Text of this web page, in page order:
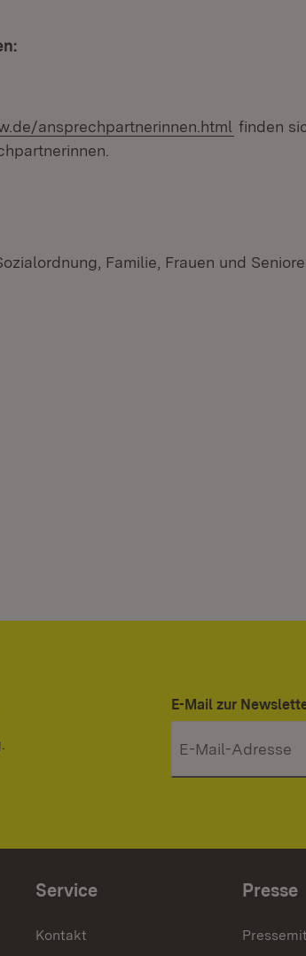
ansprechpartnerinnen.html finden
Familie, Frauen und
E-Mail zur
Service
Kontakt
Presse